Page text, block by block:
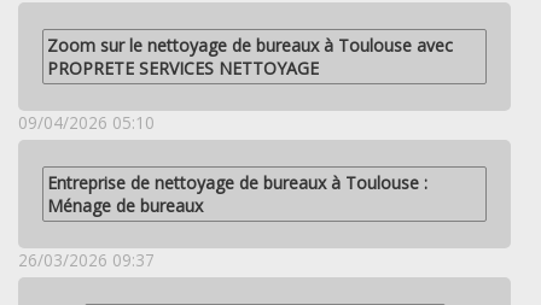
Zoom sur le nettoyage de bureaux à Toulouse avec
PROPRETE SERVICES NETTOYAGE
09/04/2026 05:10
Entreprise de nettoyage de bureaux à Toulouse :
Ménage de bureaux
26/03/2026 09:37